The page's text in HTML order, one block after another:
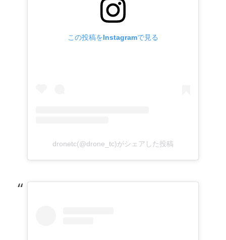
この投稿をInstagramで見る
dronetc(@drone_tc)がシェアした投稿